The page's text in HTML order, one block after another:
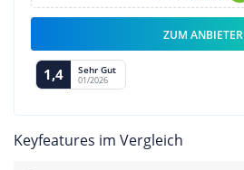
ZUM ANBIETER
1,4 Sehr Gut
01/2026
Keyfeatures im Vergleich